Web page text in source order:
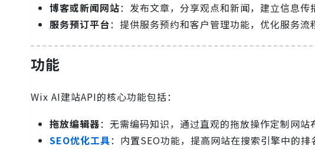
博客或新闻网站：发布文章，分享观点和新闻，建立信息传
服务预订平台：提供服务预约和客户管理功能，优化服务流
功能
Wix AI建站API的核心功能包括：
拖放编辑器：无需编码知识，通过直观的拖放操作定制网站
SEO优化工具：内置SEO功能，提高网站在搜索引擎中的排